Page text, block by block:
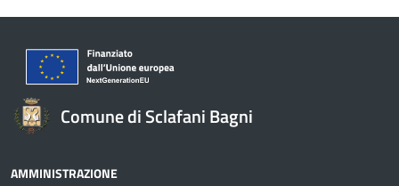
Comune di Sclafani Bagni
AMMINISTRAZIONE